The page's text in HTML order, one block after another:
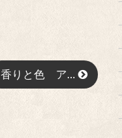
香りと色 ア...